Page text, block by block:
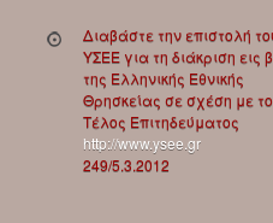
Διαβάστε την επιστολή
ΥΣΕΕ για τη διάκριση εις
της Ελληνικής Εθνικής
Θρησκείας σε σχέση με το
Τέλος Επιτηδεύματος
http://www.ysee.gr
249/5.3.2012